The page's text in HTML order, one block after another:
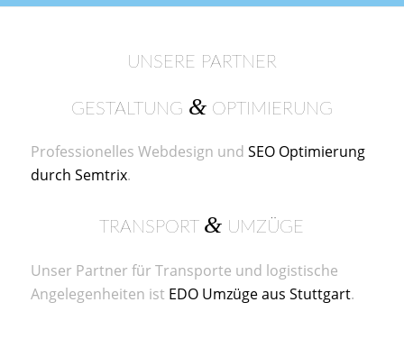
UNSERE PARTNER
GESTALTUNG &OPTIMIERUNG
Professionelles Webdesign und SEO Optimierung
durch Semtrix.
TRANSPORT & UMZÜGE
Unser Partner für Transporte und logistische
Angelegenheiten ist EDO Umzüge aus Stuttgart.